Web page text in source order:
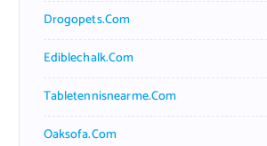
Drogopets.com
Ediblechalk.com
Tabletennisnearme.com
Oaksofa.com